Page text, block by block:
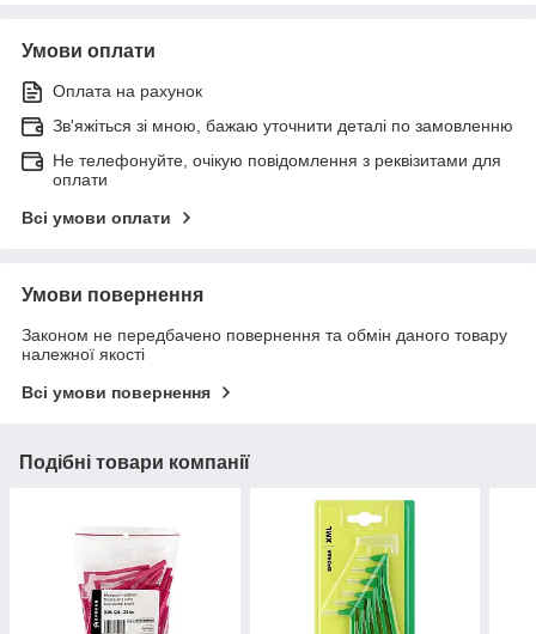
Умови оплати
Оплата на рахунок
Зв'яжіться зі мною, бажаю уточнити деталі по замовленню
Не телефонуйте, очікую повідомлення з реквізитами для
оплати
Всі умови оплати
Умови повернення
Законом не передбачено повернення та обмін даного товару
належної якості
Всі умови повернення
Подібні товари компанії